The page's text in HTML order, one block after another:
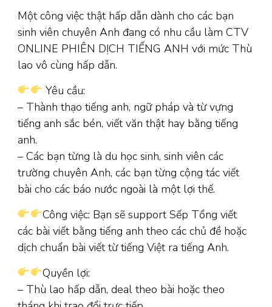
Một công việc thật hấp dẫn dành cho các bạn
sinh viên chuyên Anh đang có nhu cầu làm CTV
ONLINE PHIÊN DỊCH TIẾNG ANH với mức Thù
lao vô cùng hấp dẫn.
Yêu cầu:
– Thành thạo tiếng anh, ngữ pháp và từ vựng
tiếng anh sắc bén, viết văn thật hay bằng tiếng
anh.
– Các bạn từng là du học sinh, sinh viên các
trường chuyên Anh, các bạn từng cộng tác viết
bài cho các báo nước ngoài là một lợi thế.
Công việc: Bạn sẽ support Sếp Tổng viết
các bài viết bằng tiếng anh theo các chủ đề hoặc
dịch chuẩn bài viết từ tiếng Việt ra tiếng Anh.
Quyền lợi:
– Thù lao hấp dẫn, deal theo bài hoặc theo